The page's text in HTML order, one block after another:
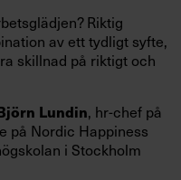
Riktig
av ett tydligt syfte,
skillnad på riktigt och
Lundin, hr-chef på
på Nordic Happiness
i Stockholm